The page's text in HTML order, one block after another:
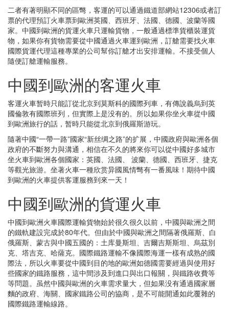
二者有著明顯不同的區彆，客運的可以通過鐵道部網站12306或者訂
票的代理預訂火車票到歐洲英國、西班牙、法國、德國、波蘭等國
家。中國到歐洲的貨運火車只運輸貨物，一般通過標準貨櫃裝運貨
物，如果你有貨物需要從中國通過火車運到歐洲，訂艙需要找火車
國際貨運代理這種專業的公司幫你訂艙才出安排運輸。不接受個人
隨便訂艙運輸服務。
中國到歐洲的客運火車
客運火車暂時只能訂從北京到莫斯科的國際列車，有傳說義烏到英
國倫敦有國際班列，但實際上是没有的。所以如果你坐火車從中國
到歐洲旅行的話，暂時只能從北京到俄羅斯游玩。
隨著中國“一帶一路”國家“新丝绸之路”的扩展，中國政府與歐洲各個
政府的不斷努力與溝通，相信在不久的將來你可以從中國好多城市
坐火車到歐洲各個國家：英國、法國、 波蘭、德國、西班牙、捷克
等觀光旅游。坐著火車一種欣赏异國風情彆有一番風味！期待中國
到歐洲的火車提供客運服務到來一天！
中國到歐洲的貨運火車
中國到歐洲火車國際運輸貨物始於很久很久以前，中國與歐洲之間
的鐵軌建設完成於80年代。但由於中國與歐洲之間隔著俄羅斯、白
俄羅斯、蒙古與中國五國的：土库曼斯坦、吉爾吉斯斯坦、烏茲別
克、塔吉克、哈薩克。國際鐵路運輸不像國際海運一樣有成熟的國
際法，所以火車要從中國到目的地的歐洲如德國需要經過與使用好
些國家的鐵路服務，這中間涉及到進口與出口報關，與鐵路收費等
等問題。虽然中國與歐洲的火車需求量大，但如果没有通過國家層
麵的政府、海關、國家鐵路公司的協商，是不可能開通如此覆雜的
國際鐵路運輸線路。